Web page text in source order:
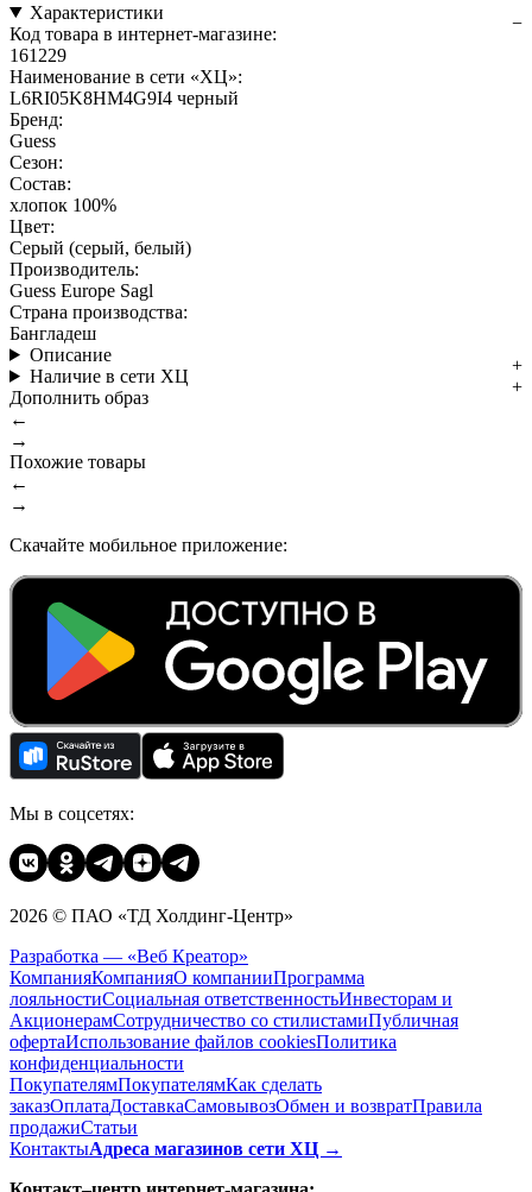
Характеристики
Код товара в интернет-магазине:
161229
Наименование в сети «ХЦ»:
L6RI05K8HM4G9I4 черный
Бренд:
Guess
Сезон:
Состав:
хлопок 100%
Цвет:
Серый (серый, белый)
Производитель:
Guess Europe Sagl
Страна производства:
Бангладеш
Описание
Наличие в сети ХЦ
Дополнить образ
←
→
Похожие товары
←
→
Скачайте мобильное приложение:
Мы в соцсетях:
2026 © ПАО «ТД Холдинг-Центр»
Разработка — «Веб Креатор»
КомпанияКомпанияО компанииПрограмма
лояльностиСоциальная ответственностьИнвесторам и
АкционерамСотрудничество со стилистамиПубличная
офертаИспользование файлов cookiesПолитика
конфиденциальности
ПокупателямПокупателямКак сделать
заказОплатаДоставкаCамовывозОбмен и возвратПравила
продажиСтатьи
КонтактыАдреса магазинов сети ХЦ →